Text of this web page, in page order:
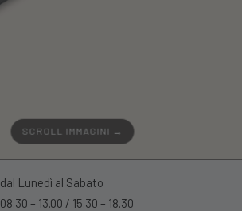
SCROLL IMMAGINI →
dal Lunedì al Sabato
08.30 – 13.00 / 15.30 – 18.30